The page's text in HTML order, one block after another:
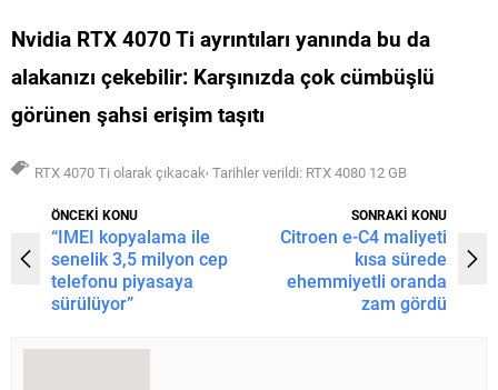
Nvidia RTX 4070 Ti ayrıntıları yanında bu da
alakanızı çekebilir: Karşınızda çok cümbüşlü
görünen şahsi erişim taşıtı
RTX 4070 Ti olarak çıkacak, Tarihler verildi: RTX 4080 12 GB
ÖNCEKİ KONU
“IMEI kopyalama ile
senelik 3,5 milyon cep
telefonu piyasaya
sürülüyor”
SONRAKİ KONU
Citroen e-C4 maliyeti
kısa sürede
ehemmiyetli oranda
zam gördü